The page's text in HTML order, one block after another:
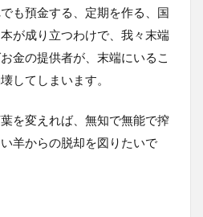
も預金する、定期を作る、国
が成り立つわけで、我々末端
金の提供者が、末端にいるこ
してしまいます。
を変えれば、無知で無能で搾
羊からの脱却を図りたいで